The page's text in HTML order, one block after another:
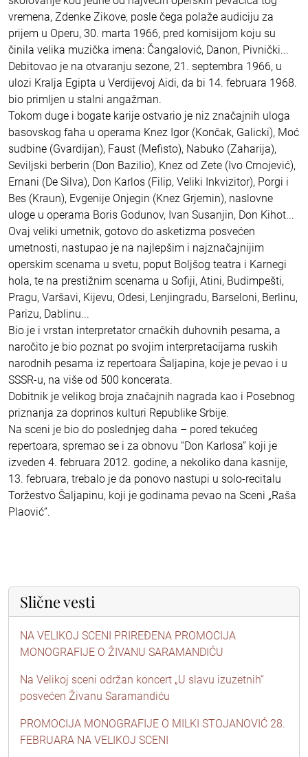
vremena, Zdenke Zikove, posle čega polaže audiciju za
prijem u Operu, 30. marta 1966, pred komisijom koju su
činila velika muzička imena: Čangalović, Danon, Pivnički...
Debitovao je na otvaranju sezone, 21. septembra 1966, u
ulozi Kralja Egipta u Verdijevoj Aidi, da bi 14. februara 1968.
bio primljen u stalni angažman.
Tokom duge i bogate karije ostvario je niz značajnih uloga
basovskog faha u operama Knez Igor (Končak, Galicki), Moć
sudbine (Gvardijan), Faust (Mefisto), Nabuko (Zaharija),
Seviljski berberin (Don Bazilio), Knez od Zete (Ivo Crnojević),
Ernani (De Silva), Don Karlos (Filip, Veliki Inkvizitor), Porgi i
Bes (Kraun), Evgenije Onjegin (Knez Grjemin), naslovne
uloge u operama Boris Godunov, Ivan Susanjin, Don Kihot...
Ovaj veliki umetnik, gotovo do asketizma posvećen
umetnosti, nastupao je na najlepšim i najznačajnijim
operskim scenama u svetu, poput Boljšog teatra i Karnegi
hola, te na prestižnim scenama u Sofiji, Atini, Budimpešti,
Pragu, Varšavi, Kijevu, Odesi, Lenjingradu, Barseloni, Berlinu,
Parizu, Dablinu...
Bio je i vrstan interpretator crnačkih duhovnih pesama, a
naročito je bio poznat po svojim interpretacijama ruskih
narodnih pesama iz repertoara Šaljapina, koje je pevao i u
SSSR-u, na više od 500 koncerata.
Dobitnik je velikog broja značajnih nagrada kao i Posebnog
priznanja za doprinos kulturi Republike Srbije.
Na sceni je bio do poslednjeg daha – pored tekućeg
repertoara, spremao se i za obnovu “Don Karlosa” koji je
izveden 4. februara 2012. godine, a nekoliko dana kasnije,
13. februara, trebalo je da ponovo nastupi u solo-recitalu
Toržestvo Šaljapinu, koji je godinama pevao na Sceni „Raša
Plaović“.
Slične vesti
NA VELIKOJ SCENI PRIREĐENA PROMOCIJA
MONOGRAFIJE O ŽIVANU SARAMANDIĆU
Na Velikoj sceni održan koncert „U slavu izuzetnih“
posvećen Živanu Saramandiću
PROMOCIJA MONOGRAFIJE O MILKI STOJANOVIĆ 28.
FEBRUARA NA VELIKOJ SCENI